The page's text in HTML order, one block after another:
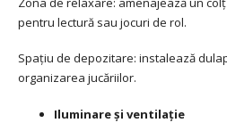
pentru lectură sau jocuri de rol.
Spațiu de depozitare: instalează
organizarea jucăriilor.
Iluminare și ventilație